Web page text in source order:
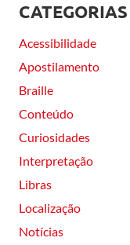
CATEGORIAS
Acessibilidade
Apostilamento
Braille
Conteúdo
Curiosidades
Interpretação
Libras
Localização
Notícias